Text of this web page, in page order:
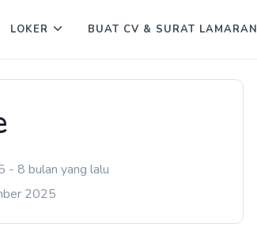
LOKER BUAT CV & SURAT LAMARAN
- 8 bulan yang lalu
2025